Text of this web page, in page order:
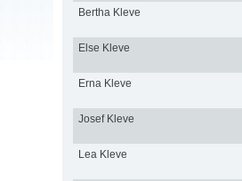
Bertha Kleve
Else Kleve
Erna Kleve
Josef Kleve
Lea Kleve